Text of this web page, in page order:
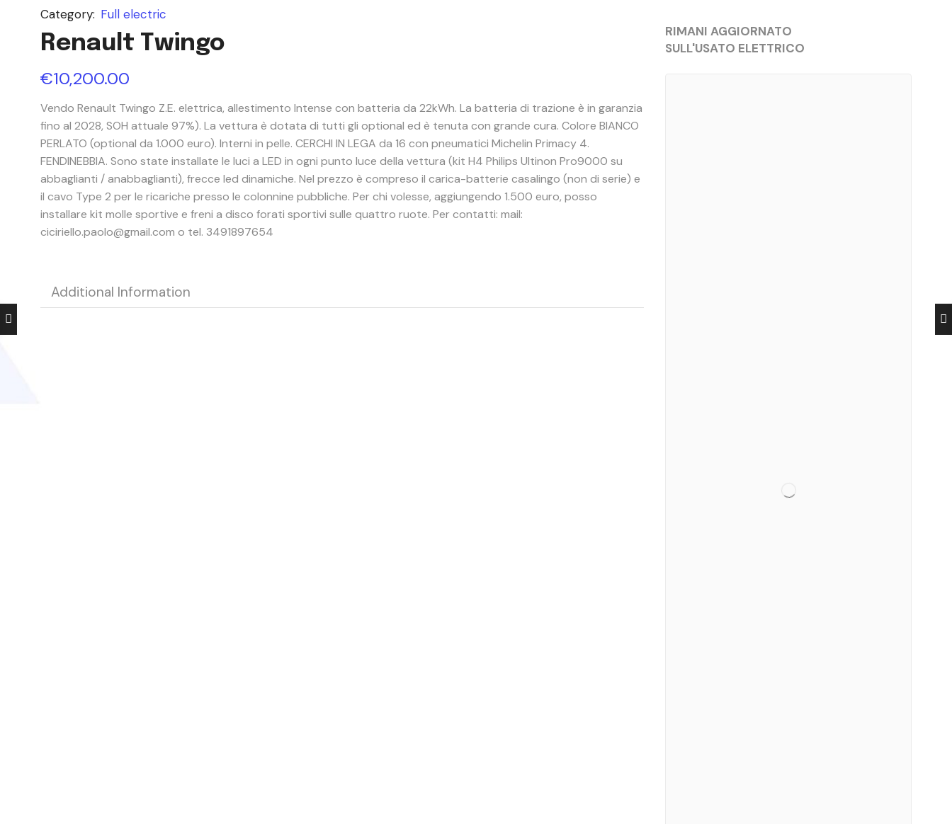
Category: Full electric
Renault Twingo
€10,200.00
Vendo Renault Twingo Z.E. elettrica, allestimento Intense con batteria da 22kWh. La batteria di trazione è in garanzia
fino al 2028, SOH attuale 97%). La vettura è dotata di tutti gli optional ed è tenuta con grande cura. Colore BIANCO
PERLATO (optional da 1.000 euro). Interni in pelle. CERCHI IN LEGA da 16 con pneumatici Michelin Primacy 4.
FENDINEBBIA. Sono state installate le luci a LED in ogni punto luce della vettura (kit H4 Philips Ultinon Pro9000 su
abbaglianti / anabbaglianti), frecce led dinamiche. Nel prezzo è compreso il carica-batterie casalingo (non di serie) e
il cavo Type 2 per le ricariche presso le colonnine pubbliche. Per chi volesse, aggiungendo 1.500 euro, posso
installare kit molle sportive e freni a disco forati sportivi sulle quattro ruote. Per contatti: mail:
ciciriello.paolo@gmail.com o tel. 3491897654
Additional Information
RIMANI AGGIORNATO
SULL'USATO ELETTRICO